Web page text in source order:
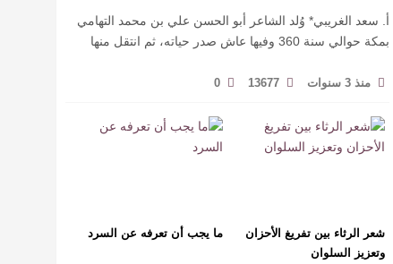
أ. سعد الغريبي* وُلد الشاعر أبو الحسن علي بن محمد التهامي
بمكة حوالي سنة 360 وفيها عاش صدر حياته، ثم انتقل منها
منذ 3 سنوات 13677
0
شعر الرثاء بين تفريغ الأحزان
وتعزيز السلوان
ما يجب أن تعرفه عن السرد